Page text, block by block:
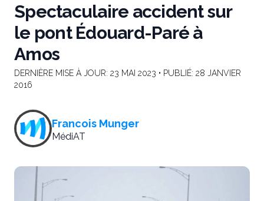
Amos, Qc 17°C
Spectaculaire accident sur
le pont Édouard-Paré à
Amos
DERNIÈRE MISE À JOUR: 23 MAI 2023 • PUBLIÉ: 28 JANVIER
2016
Francois Munger
MédiAT